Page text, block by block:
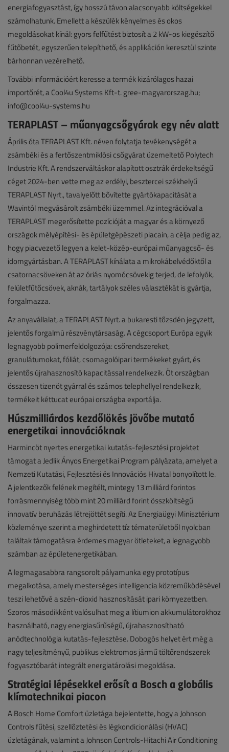
energiafogyasztást, így hosszú távon alacsonyabb költségekkel
számolhatunk. Emellett a készülék kényelmes és okos
megoldásokat kínál: gyors felfűtést biztosít a 2 kW-os kiegészítő
fűtőbetét, egyszerűen telepíthető, és applikáción keresztül szinte
bárhonnan vezérelhető.
További információért keresse a termék kizárólagos hazai
importőrét, a Cool4u Systems Kft-t. gree-magyarorszag.hu;
info@cool4u-systems.hu
TERAPLAST – műanyagcsőgyárak egy név alatt
Április óta TERAPLAST Kft. néven folytatja tevékenységét a
zsámbéki és a fertőszentmiklósi csőgyárat üzemeltető Polytech
Industrie Kft. A rendszerváltáskor alapított osztrák érdekeltségű
céget 2024-ben vette meg az erdélyi, besztercei székhelyű
TERAPLAST Nyrt., tavalyelőtt bővítette gyártókapacitását a
Wavintól megvásárolt zsámbéki üzemmel. Az integrációval a
TERAPLAST megerősítette pozícióját a magyar és a környező
országok mélyépítési- és épületgépészeti piacain, a célja pedig az,
hogy piacvezető legyen a kelet-közép-európai műanyagcső- és
idomgyártásban. A TERAPLAST kínálata a mikrokábelvédőktől a
csatornacsöveken át az óriás nyomócsövekig terjed, de lefolyók,
felületfűtőcsövek, aknák, tartályok széles választékát is gyártja,
forgalmazza.
Az anyavállalat, a TERAPLAST Nyrt. a bukaresti tőzsdén jegyzett,
jelentős forgalmú részvénytársaság. A cégcsoport Európa egyik
legnagyobb polimerfeldolgozója: csőrendszereket,
granulátumokat, fóliát, csomagolóipari termékeket gyárt, és
jelentős újrahasznosító kapacitással rendelkezik. Öt országban
összesen tizenöt gyárral és számos telephellyel rendelkezik,
termékeit kéttucat európai országba exportálja.
Húszmilliárdos kezdőlökés jövőbe mutató
energetikai innovációknak
Harmincöt nyertes energetikai kutatás-fejlesztési projektet
támogat a Jedlik Ányos Energetikai Program pályázata, amelyet a
Nemzeti Kutatási, Fejlesztési és Innovációs Hivatal bonyolított le.
A jelentkezők felének megítélt, mintegy 13 milliárd forintos
forrásmennyiség több mint 20 milliárd forint összköltségű
innovatív beruházás létrejöttét segíti. Az Energiaügyi Minisztérium
közleménye szerint a meghirdetett tíz tématerületből nyolcban
találtak támogatásra érdemes magyar ötleteket, a legnagyobb
számban az épületenergetikában.
A legmagasabbra rangsorolt pályamunka egy prototípus
megalkotása, amely mesterséges intelligencia közreműködésével
teszi lehetővé a szén-dioxid hasznosítását ipari környezetben.
Szoros másodikként valósulhat meg a lítiumion akkumulátorokhoz
használható, nagy energiasűrűségű, újrahasznosítható
anódtechnológia kutatás-fejlesztése. Dobogós helyet ért még a
nagy teljesítményű, publikus elektromos jármű töltőrendszerek
fogyasztóbarát integrált energiatárolási megoldása.
Stratégiai lépésekkel erősít a Bosch a globális
klímatechnikai piacon
A Bosch Home Comfort üzletága bejelentette, hogy a Johnson
Controls fűtési, szellőztetési és légkondicionálási (HVAC)
üzletágának, valamint a Johnson Controls-Hitachi Air Conditioning